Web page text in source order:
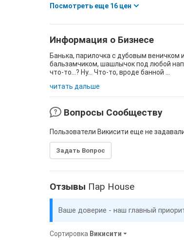
Посмотреть еще 16 цен
Информация о Бизнесе
Банька, парилочка с дубовым веничком
бальзамчиком, шашлычок под любой
что-то...? Ну... Что-то, вроде банной ...
читать дальше
Вопросы Сообществу
Пользователи Викисити еще не
Задать Вопрос
Отзывы Пар House
Ваше доверие - наш главный
Сортировка Викисити